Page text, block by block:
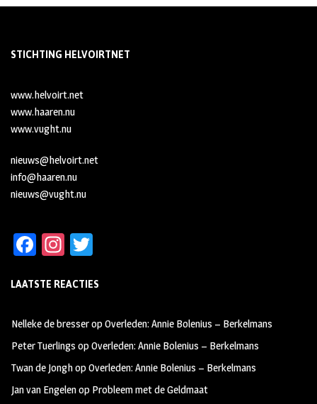
STICHTING HELVOIRTNET
www.helvoirt.net
www.haaren.nu
www.vught.nu
nieuws@helvoirt.net
info@haaren.nu
nieuws@vught.nu
Fa
b
oo
k
In
ag
m
tt
LAATSTE REACTIES
Nelleke de bresseropOverleden: Annie Bolenius – Berkelmans
Peter Tuerlings opOverleden: Annie Bolenius – Berkelmans
Twan de JonghopOverleden: Annie Bolenius – Berkelmans
Jan van Engelenop Probleem met de Geldmaat